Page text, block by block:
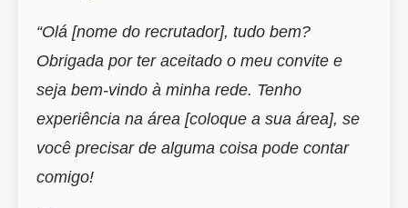
“Olá [nome do recrutador], tudo bem?
Obrigada por ter aceitado o meu convite e
seja bem-vindo à minha rede. Tenho
experiência na área [coloque a sua área], se
você precisar de alguma coisa pode contar
comigo!